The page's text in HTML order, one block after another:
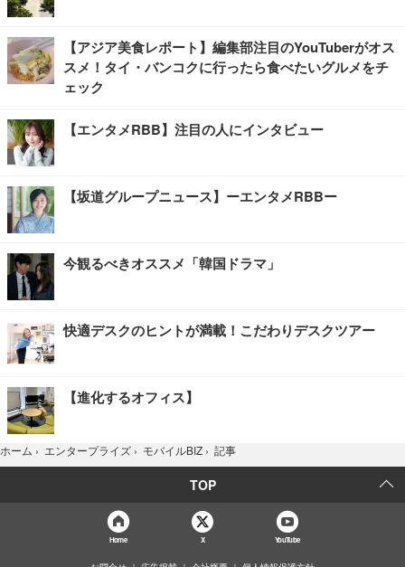
【アジア美食レポート】編集部注目のYouTuberがオス
スメ！タイ・バンコクに行ったら食べたいグルメをチ
ェック
【エンタメRBB】注目の人にインタビュー
【坂道グループニュース】ーエンタメRBBー
今観るべきオススメ「韓国ドラマ」
快適デスクのヒントが満載！こだわりデスクツアー
【進化するオフィス】
ホーム › エンタープライズ › モバイルBIZ › 記事
TOP
Home X YouTube